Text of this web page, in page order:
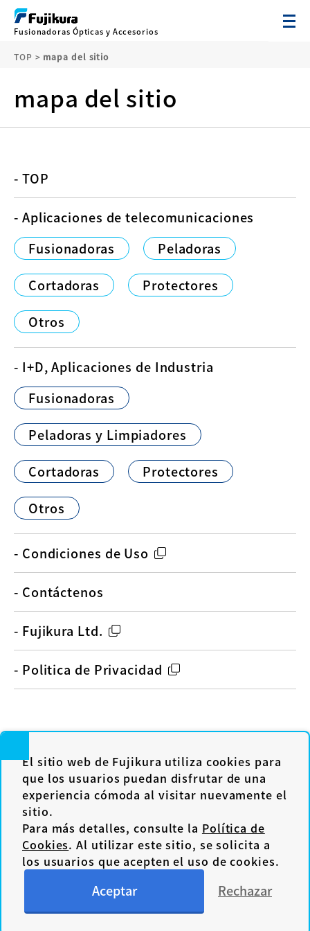
Fusionadoras Ópticas y Accesorios
TOP > mapa del sitio
mapa del sitio
- TOP
- Aplicaciones de telecomunicaciones
Fusionadoras
Peladoras
Cortadoras Protectores
Otros
- I+D, Aplicaciones de Industria
Fusionadoras
Peladoras y Limpiadores
Cortadoras Protectores
Otros
- Condiciones de Uso
- Contáctenos
- Fujikura Ltd.
- Politica de Privacidad
El sitio web de Fujikura utiliza cookies para
que los usuarios puedan disfrutar de una
experiencia cómoda al visitar nuevamente el
sitio.
Para más detalles, consulte la Política de
Cookies. Al utilizar este sitio, se solicita a
los usuarios que acepten el uso de cookies.
Aceptar Rechazar
Fusionadoras Ópticas y Accesorios
Productos
- Aplicaciones de telecomunicaciones
- I+D, Aplicaciones de Industria